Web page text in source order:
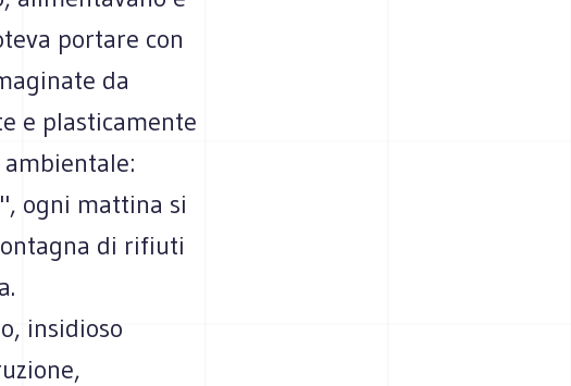
portare con
da
e plasticamente
ogni mattina si
di rifiuti
insidioso